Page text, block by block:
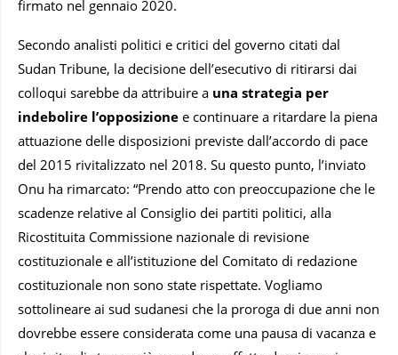
firmato nel gennaio 2020.
Secondo analisti politici e critici del governo citati dal
Sudan Tribune, la decisione dell’esecutivo di ritirarsi dai
colloqui sarebbe da attribuire a una strategia per
indebolire l’opposizione e continuare a ritardare la piena
attuazione delle disposizioni previste dall’accordo di pace
del 2015 rivitalizzato nel 2018. Su questo punto, l’inviato
Onu ha rimarcato: “Prendo atto con preoccupazione che le
scadenze relative al Consiglio dei partiti politici, alla
Ricostituita Commissione nazionale di revisione
costituzionale e all’istituzione del Comitato di redazione
costituzionale non sono state rispettate. Vogliamo
sottolineare ai sud sudanesi che la proroga di due anni non
dovrebbe essere considerata come una pausa di vacanza e